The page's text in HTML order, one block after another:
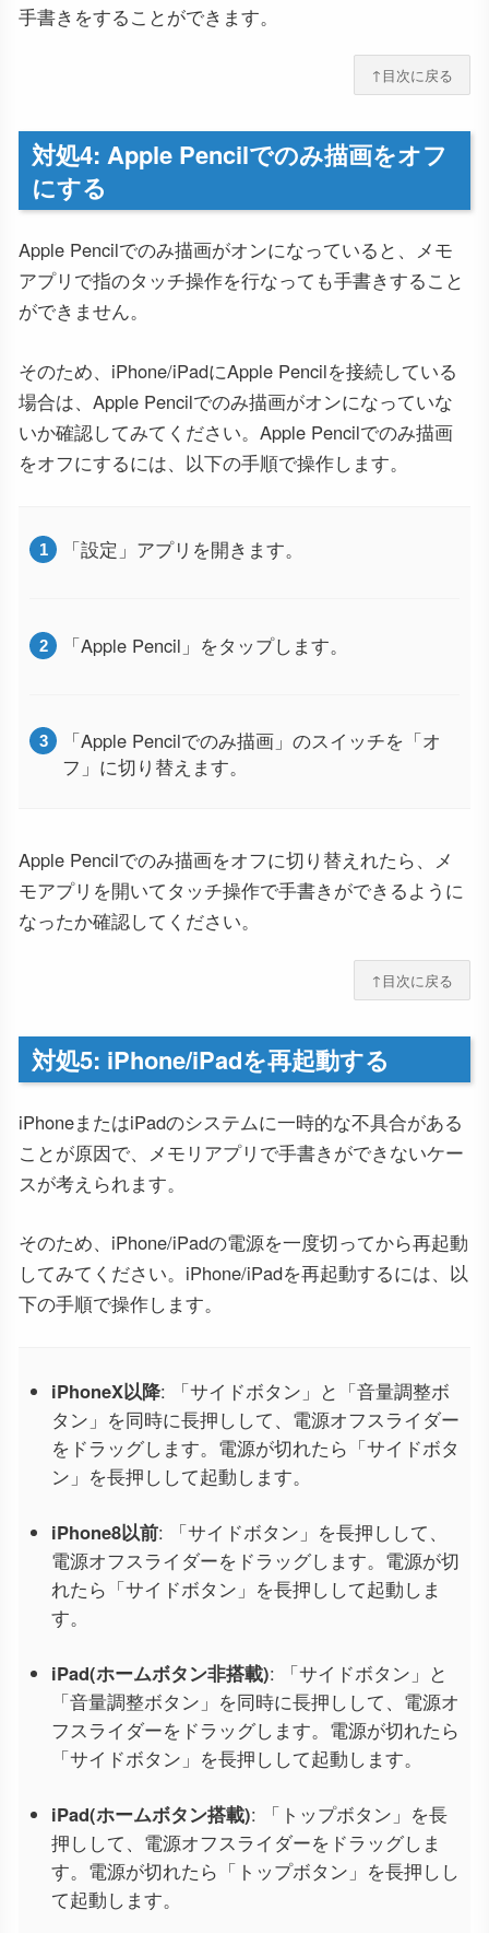
手書きをすることができます。
↑目次に戻る
対処4: Apple Pencilでのみ描画をオフ
にする
Apple Pencilでのみ描画がオンになっていると、メモ
アプリで指のタッチ操作を行なっても手書きすること
ができません。
そのため、iPhone/iPadにApple Pencilを接続している
場合は、Apple Pencilでのみ描画がオンになっていな
いか確認してみてください。Apple Pencilでのみ描画
をオフにするには、以下の手順で操作します。
「設定」アプリを開きます。
「Apple Pencil」をタップします。
「Apple Pencilでのみ描画」のスイッチを「オ
フ」に切り替えます。
Apple Pencilでのみ描画をオフに切り替えれたら、メ
モアプリを開いてタッチ操作で手書きができるように
なったか確認してください。
↑目次に戻る
対処5: iPhone/iPadを再起動する
iPhoneまたはiPadのシステムに一時的な不具合がある
ことが原因で、メモリアプリで手書きができないケー
スが考えられます。
そのため、iPhone/iPadの電源を一度切ってから再起動
してみてください。iPhone/iPadを再起動するには、以
下の手順で操作します。
iPhoneX以降: 「サイドボタン」と「音量調整ボ
タン」を同時に長押しして、電源オフスライダー
をドラッグします。電源が切れたら「サイドボタ
ン」を長押しして起動します。
iPhone8以前: 「サイドボタン」を長押しして、
電源オフスライダーをドラッグします。電源が切
れたら「サイドボタン」を長押しして起動しま
す。
iPad(ホームボタン非搭載): 「サイドボタン」と
「音量調整ボタン」を同時に長押しして、電源オ
フスライダーをドラッグします。電源が切れたら
「サイドボタン」を長押しして起動します。
iPad(ホームボタン搭載): 「トップボタン」を長
押しして、電源オフスライダーをドラッグしま
す。電源が切れたら「トップボタン」を長押しし
て起動します。